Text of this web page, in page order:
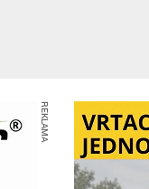
REKLAMA